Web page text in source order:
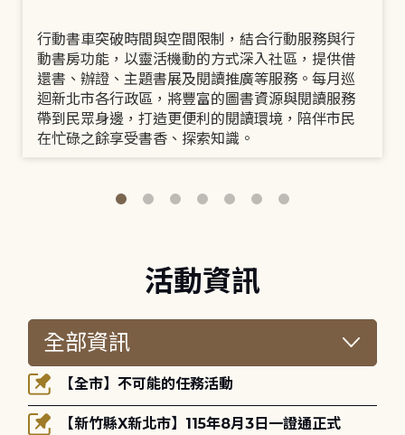
行動書車突破時間與空間限制，結合行動服務與行
動書房功能，以靈活機動的方式深入社區，提供借
還書、辦證、主題書展及閱讀推廣等服務。每月巡
迴新北市各行政區，將豐富的圖書資源與閱讀服務
帶到民眾身邊，打造更便利的閱讀環境，陪伴市民
在忙碌之餘享受書香、探索知識。
活動資訊
【全市】不可能的任務活動